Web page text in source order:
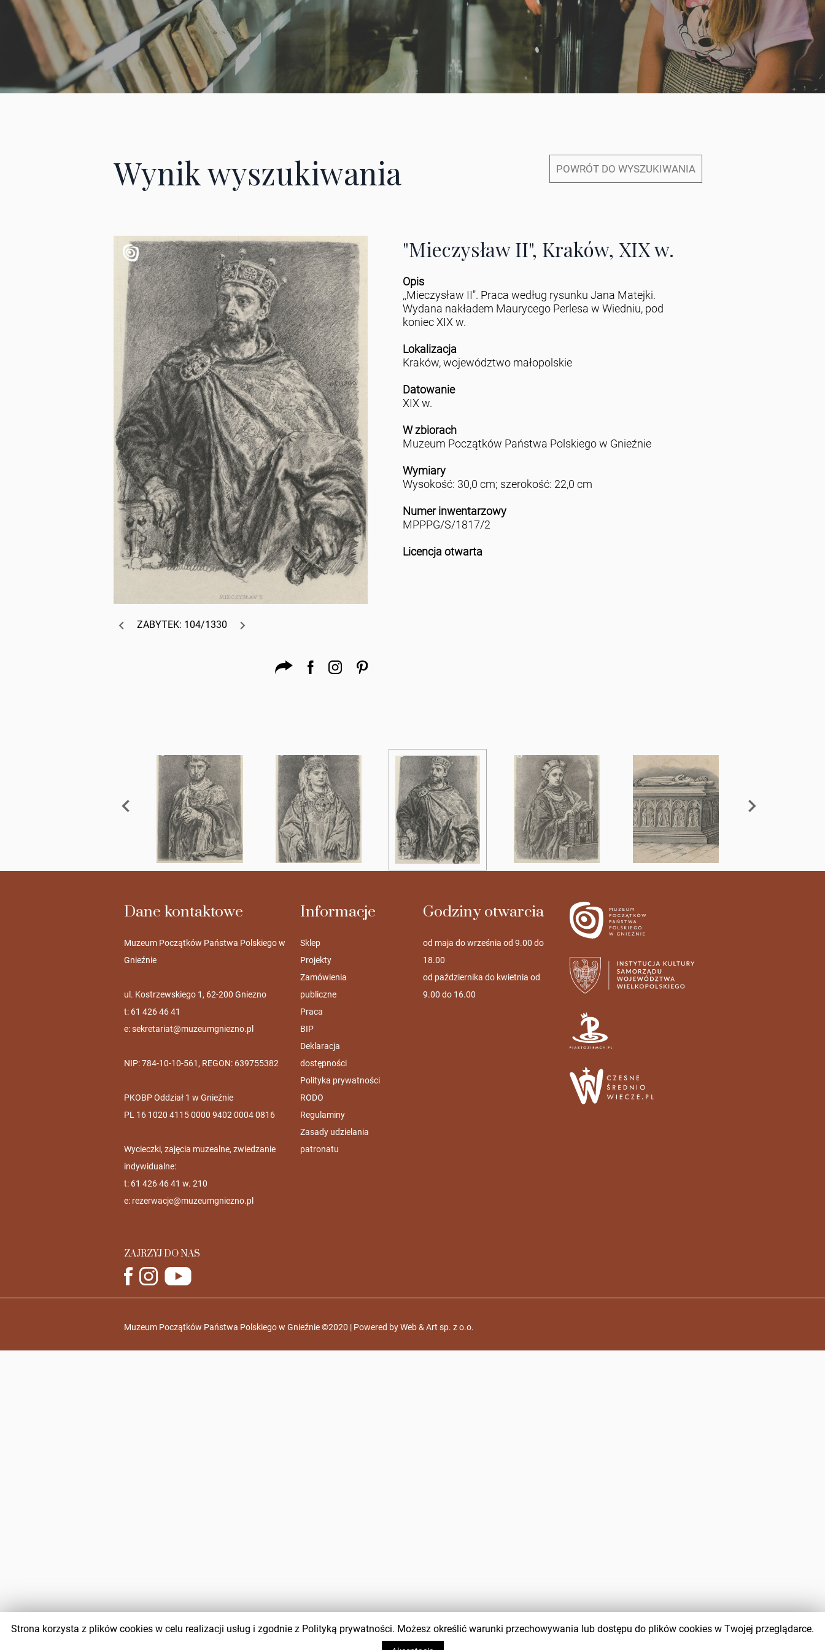
Wynik wyszukiwania POWRÓT DO WYSZUKIWANIA
ZABYTEK: 104/1330
"Mieczysław II", Kraków, XIX w.
Opis
,,Mieczysław II". Praca według rysunku Jana Matejki.
Wydana nakładem Maurycego Perlesa w Wiedniu, pod
koniec XIX w.
Lokalizacja
Kraków, województwo małopolskie
Datowanie
XIX w.
W zbiorach
Muzeum Początków Państwa Polskiego w Gnieźnie
Wymiary
Wysokość: 30,0 cm; szerokość: 22,0 cm
Numer inwentarzowy
MPPPG/S/1817/2
Licencja otwarta
Dane kontaktowe
Muzeum Początków Państwa Polskiego w
Gnieźnie
ul. Kostrzewskiego 1, 62-200 Gniezno
t: 61 426 46 41
e:sekretariat@muzeumgniezno.pl
NIP: 784-10-10-561, REGON: 639755382
PKOBP Oddział 1 w Gnieźnie
PL 16 1020 4115 0000 9402 0004 0816
Wycieczki, zajęcia muzealne, zwiedzanie
indywidualne:
t: 61 426 46 41 w. 210
e: rezerwacje@muzeumgniezno.pl
ZAJRZYJ DO NAS
Informacje
Sklep
Projekty
Zamówienia
publiczne
Praca
BIP
Deklaracja
dostępności
Polityka prywatności
RODO
Regulaminy
Zasady udzielania
patronatu
Godziny otwarcia
od maja do września od 9.00 do
18.00
od października do kwietnia od
9.00 do 16.00
Muzeum Początków Państwa Polskiego w Gnieźnie ©2020 | Powered byWeb & Art sp. z o.o.
Strona korzysta z plików cookies w celu realizacji usług i zgodnie z Polityką prywatności. Możesz określić warunki przechowywania lub dostępu do plików cookies w Twojej przeglądarce.